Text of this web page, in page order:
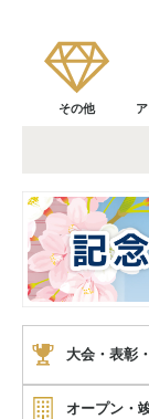
その他
大会・表彰
オープン・